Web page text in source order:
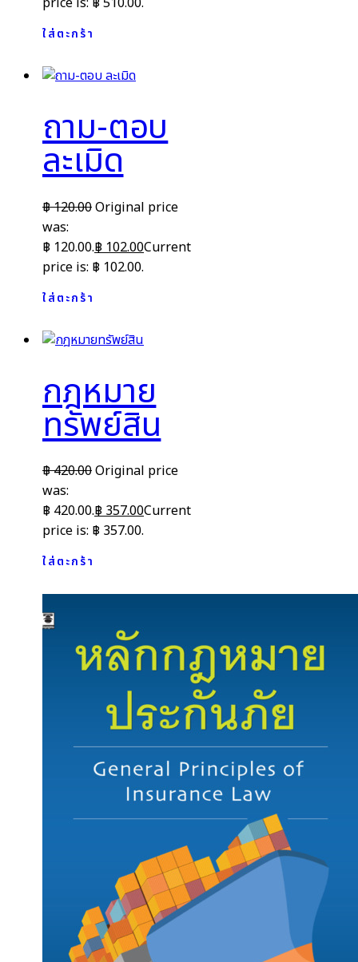
ใส่ตะกร้า
ถาม-ตอบ
ละเมิด
฿120.00Original price
was:
฿ 120.00.฿ 102.00Current
price is: ฿ 102.00.
ใส่ตะกร้า
กฎหมาย
ทรัพย์สิน
฿420.00Original price
was:
฿ 420.00.฿357.00Current
price is: ฿ 357.00.
ใส่ตะกร้า